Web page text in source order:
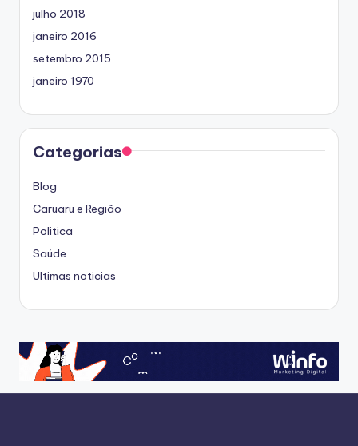
julho 2018
janeiro 2016
setembro 2015
janeiro 1970
Categorias
Blog
Caruaru e Região
Politica
Saúde
Ultimas noticias